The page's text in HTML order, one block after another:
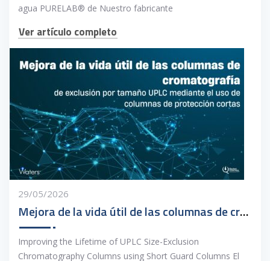
agua PURELAB® de Nuestro fabricante
Ver artículo completo
29/05/2026
Mejora de la vida útil de las columnas de cromatografía
Improving the Lifetime of UPLC Size-Exclusion
Chromatography Columns using Short Guard Columns El